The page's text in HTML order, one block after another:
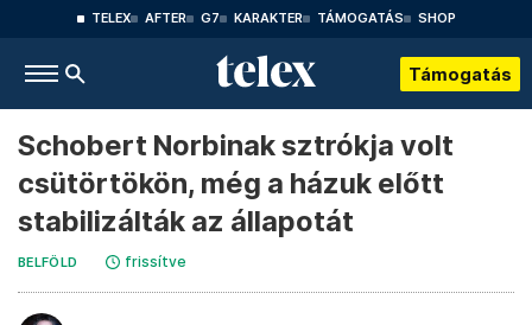
TELEX AFTER G7 KARAKTER TÁMOGATÁS SHOP
Támogatás
Schobert Norbinak sztrókja volt
csütörtökön, még a házuk előtt
stabilizálták az állapotát
BELFÖLD frissítve